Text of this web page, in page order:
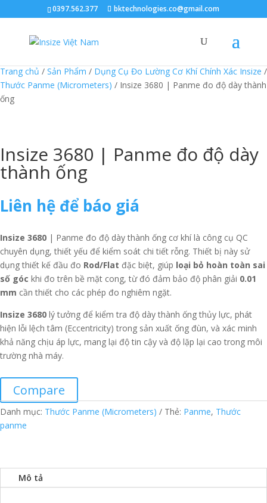
0397.562.377 bktechnologies.co@gmail.com
Trang chủ / Sản Phẩm / Dụng Cụ Đo Lường Cơ Khí Chính Xác Insize /
Thước Panme (Micrometers) / Insize 3680 | Panme đo độ dày thành
ống
Insize 3680 | Panme đo độ dày
thành ống
Liên hệ để báo giá
Insize 3680 | Panme đo độ dày thành ống cơ khí là công cụ QC
chuyên dụng, thiết yếu để kiểm soát chi tiết rỗng. Thiết bị này sử
dụng thiết kế đầu đo Rod/Flat đặc biệt, giúp loại bỏ hoàn toàn sai
số góc khi đo trên bề mặt cong, từ đó đảm bảo độ phân giải 0.01
mm cần thiết cho các phép đo nghiêm ngặt.
Insize 3680 lý tưởng để kiểm tra độ dày thành ống thủy lực, phát
hiện lỗi lệch tâm (Eccentricity) trong sản xuất ống đùn, và xác minh
khả năng chịu áp lực, mang lại độ tin cậy và độ lặp lại cao trong môi
trường nhà máy.
Compare
Danh mục: Thước Panme (Micrometers) Thẻ: Panme, Thước
panme
Mô tả